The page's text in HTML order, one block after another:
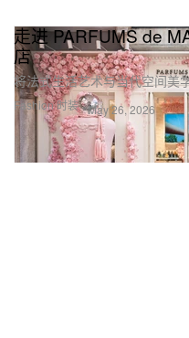
Fashion 时装
走进 PARFUMS de
店
将法式生活艺术与当代空间美
May 26, 2026